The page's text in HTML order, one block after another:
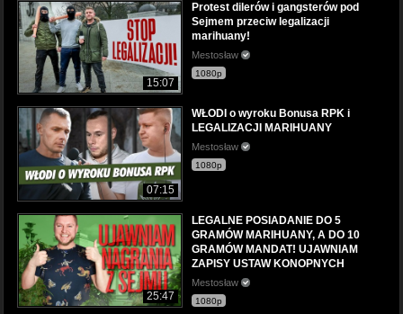
15:07
Protest dilerów i gangsterów pod
Sejmem przeciw legalizacji
marihuany!
Mestosław
1080p
07:15
WŁODI o wyroku Bonusa RPK i
LEGALIZACJI MARIHUANY
Mestosław
1080p
25:47
LEGALNE POSIADANIE DO 5
GRAMÓW MARIHUANY, A DO 10
GRAMÓW MANDAT! UJAWNIAM
ZAPISY USTAW KONOPNYCH
Mestosław
1080p